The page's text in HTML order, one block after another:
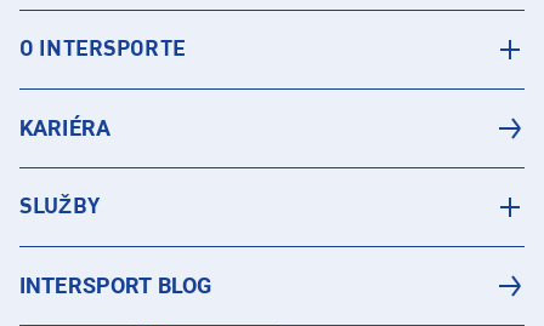
O INTERSPORTE
KARIÉRA
SLUŽBY
INTERSPORT BLOG